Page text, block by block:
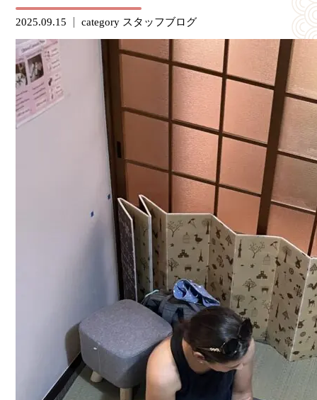
2025.09.15 category スタッフブログ